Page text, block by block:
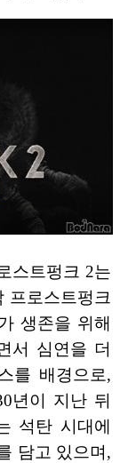
스트펑크 2는
프로스트펑크
생존을 위해
서 심연을 더
를 배경으로,
년이 지난 뒤
석탄 시대에
담고 있으며,